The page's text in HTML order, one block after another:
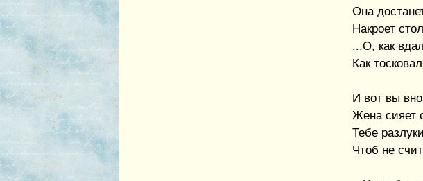
Она
Накроет
...О, как
Как
И вот вы
Жена сияет
Тебе
Чтоб не